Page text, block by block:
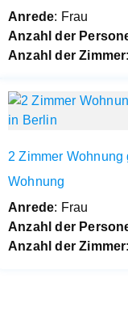
Anrede: Frau
Anzahl der
Anzahl der Zimmer
2 Zimmer
Wohnung
Anrede: Frau
Anzahl der
Anzahl der Zimmer